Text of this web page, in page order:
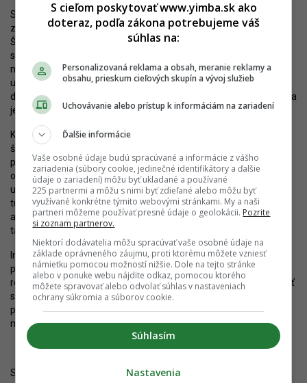
Staršie domy by mali skôr či neskôr uvoľniť priestor novej
zástavbe. Tá vyplní priestor v podobe objektu s približne 60 bytmi.
Štúdia riešila menšiu plochu, finálny zámer ale čo-to z nej
s najväčšou pravdepodobnosťou preberie. Predpokladať tak
možno vznik objektu so siedmimi podlažiami (najvyššie bude
ustúpené) a aktívnym prízemím s obchodnými prevádzkami. Už
dnes sa tu nachádza populárny pub, investor tak snáď nadviaže na
jeho tradíciu. Bývanie bude určite patriť k nadštandardným.
Kto bude architektom, nie je známe, rovnako ako meno autora
štúdie. S ohľadom na prezentovaný cieľ priniesť architektonicky
príťažlivý projekt aj na doterajšie aktivity developera možno
očakávať vyhlásenie súťaže. Táto bude takmer určite interná, ale
už mená prizvaných tímov do riešenia budúcnosti Meriny dávajú
tušiť, že si Occam Real Estate vyberá medzi renomovanými
ateliérmi v rámci česko-slovenského prostredia. Šancová a Mýtna
tak dostanú príťažlivý nový dom.
Investorovi pri jeho realizácii pomôže vstup nového strategického
partnera. Occam Real Estate aj Occam New Home budú schopné
realizovať, pripravovať a predávať viac projektov, ktoré budú meniť
slovenské mestá, vrátane Bratislavy. Ostáva už len dúfať, že sa
potvrdí deklarovaný cieľ prinášať špičkovú kvalitu – táto časť
metropoly si práve takúto zaslúži.
Sledujte YIM.BA na Instagrame.
S cieľom poskytovať www.yimba.sk ako
doteraz, podľa zákona potrebujeme váš
súhlas na:
Personalizovaná reklama a obsah, meranie reklamy a
obsahu, prieskum cieľových skupín a vývoj služieb
Uchovávanie alebo prístup k informáciám na zariadení
Ďalšie informácie
Vaše osobné údaje budú spracúvané a informácie z vášho
zariadenia (súbory cookie, jedinečné identifikátory a ďalšie
údaje o zariadení) môžu byť ukladané a používané
225 partnermi a môžu s nimi byť zdieľané alebo môžu byť
využívané konkrétne týmito webovými stránkami. My a naši
partneri môžeme používať presné údaje o geolokácii. Pozrite
si zoznam partnerov.
Niektorí dodávatelia môžu spracúvať vaše osobné údaje na
základe oprávneného záujmu, proti ktorému môžete vzniesť
námietku pomocou možností nižšie. Dole na tejto stránke
alebo v ponuke webu nájdite odkaz, pomocou ktorého
môžete spravovať alebo odvolať súhlas v nastaveniach
ochrany súkromia a súborov cookie.
Súhlasím
Nastavenia